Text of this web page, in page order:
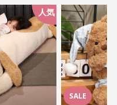
人気
SALE